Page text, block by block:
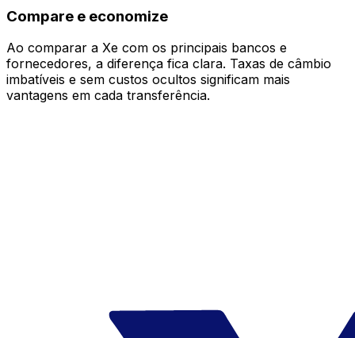
Compare e economize
Ao comparar a Xe com os principais bancos e
fornecedores, a diferença fica clara. Taxas de câmbio
imbatíveis e sem custos ocultos significam mais
vantagens em cada transferência.